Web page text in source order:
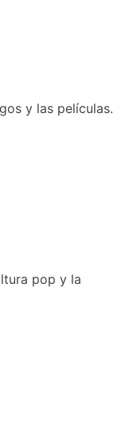
y las películas.
pop y la